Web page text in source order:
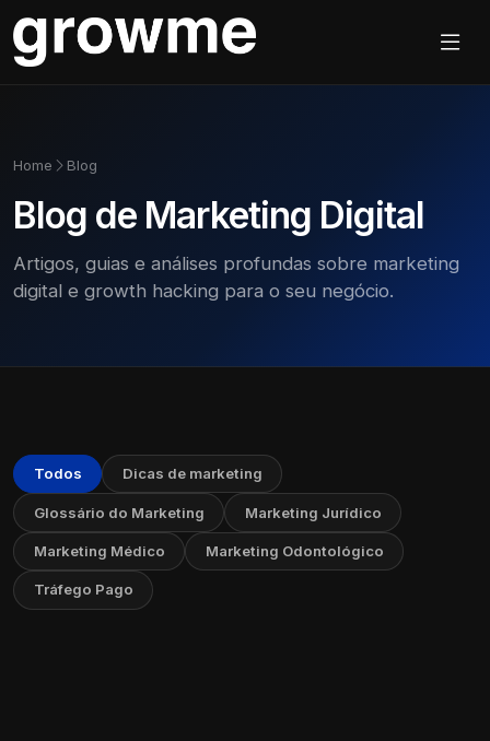
Home Blog
Blog de Marketing Digital
Artigos, guias e análises profundas sobre marketing
digital e growth hacking para o seu negócio.
Todos Dicas de marketing
Glossário do Marketing Marketing Jurídico
Marketing Médico Marketing Odontológico
Tráfego Pago